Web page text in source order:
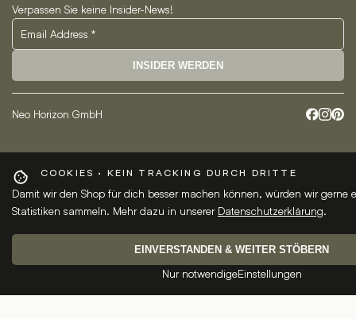
Verpassen Sie keine Insider-News!
INSIDER WERDEN
Neo Horizon GmbH
COOKIES · KEIN TRACKING DURCH DRITTE
Damit wir den Shop für dich besser machen können, würden wir gerne
Statistiken sammeln. Mehr dazu in unserer Datenschutzerklärung.
Nur notwendigeEinstellungen
EINVERSTANDEN & WEITER STÖBERN